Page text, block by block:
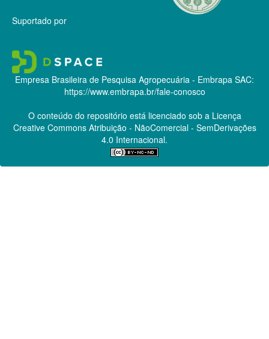
Suportado por
Empresa Brasileira de Pesquisa Agropecuária - Embrapa SAC:
https://www.embrapa.br/fale-conosco
O conteúdo do repositório está licenciado sob a Licença
Creative CommonsAtribuição - NãoComercial - SemDerivações
4.0 Internacional.